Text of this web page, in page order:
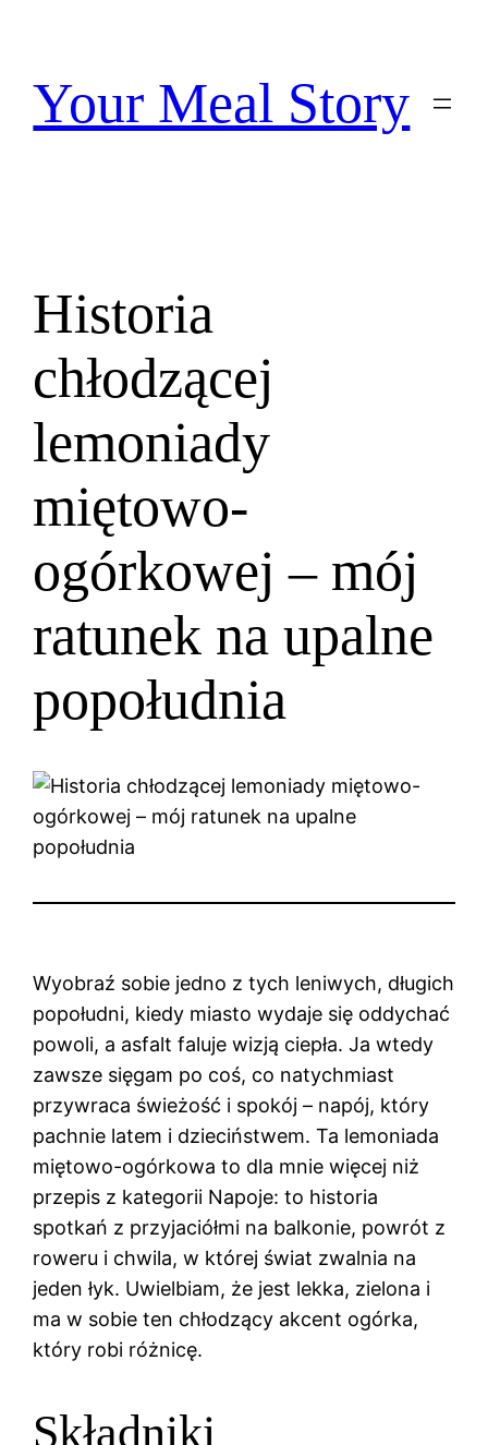
treściYour Meal Story
Historia
chłodzącej
lemoniady
miętowo-
ogórkowej – mój
ratunek na upalne
popołudnia
Wyobraź sobie jedno z tych leniwych, długich
popołudni, kiedy miasto wydaje się oddychać
powoli, a asfalt faluje wizją ciepła. Ja wtedy
zawsze sięgam po coś, co natychmiast
przywraca świeżość i spokój – napój, który
pachnie latem i dzieciństwem. Ta lemoniada
miętowo-ogórkowa to dla mnie więcej niż
przepis z kategorii Napoje: to historia
spotkań z przyjaciółmi na balkonie, powrót z
roweru i chwila, w której świat zwalnia na
jeden łyk. Uwielbiam, że jest lekka, zielona i
ma w sobie ten chłodzący akcent ogórka,
który robi różnicę.
Składniki